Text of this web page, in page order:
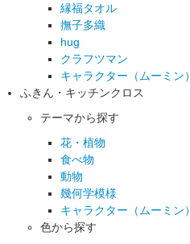
縁福タオル
撫子多織
hug
クラフツマン
キャラクター（ムーミン）
ふきん・キッチンクロス
テーマから探す
花・植物
食べ物
動物
幾何学模様
キャラクター（ムーミン）
色から探す